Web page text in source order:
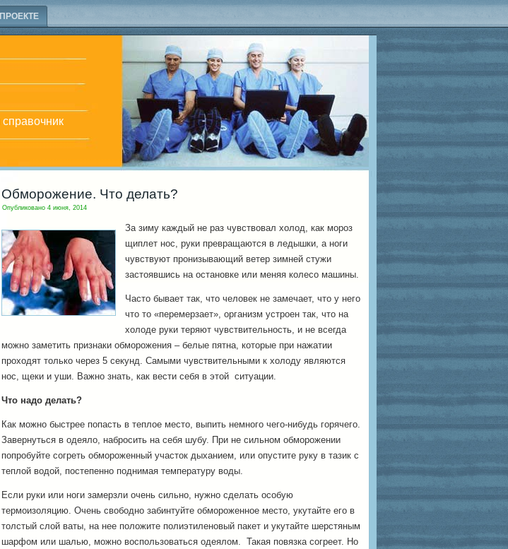
Обморожение. Что делать?
Опубликовано 4 июня, 2014
За зиму каждый не раз чувствовал холод, как мороз
щиплет нос, руки превращаются в ледышки, а ноги
чувствуют пронизывающий ветер зимней стужи
застоявшись на остановке или меняя колесо машины.
Часто бывает так, что человек не замечает, что у него
что то «перемерзает», организм устроен так, что на
холоде руки теряют чувствительность, и не всегда
можно заметить признаки обморожения – белые пятна, которые при нажатии
проходят только через 5 секунд. Самыми чувствительными к холоду являются
нос, щеки и уши. Важно знать, как вести себя в этой ситуации.
Что надо делать?
Как можно быстрее попасть в теплое место, выпить немного чего-нибудь горячего.
Завернуться в одеяло, набросить на себя шубу. При не сильном обморожении
попробуйте согреть обмороженный участок дыханием, или опустите руку в тазик с
теплой водой, постепенно поднимая температуру воды.
Если руки или ноги замерзли очень сильно, нужно сделать особую
термоизоляцию. Очень свободно забинтуйте обмороженное место, укутайте его в
толстый слой ваты, на нее положите полиэтиленовый пакет и укутайте шерстяным
шарфом или шалью, можно воспользоваться одеялом. Такая повязка согреет. Но